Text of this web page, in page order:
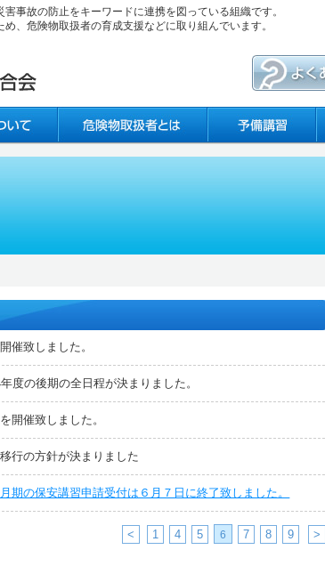
事故の防止をキーワードに連携を図っている組織です。
、危険物取扱者の育成支援などに取り組んでいます。
催致しました。
度の後期の全日程が決まりました。
開催致しました。
行の方針が決まりました
期の保安講習申請受付は６月７日に終了致しました。
< 1 4 5 6 7 8 9 >